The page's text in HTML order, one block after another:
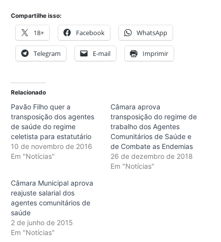
Compartilhe isso:
18+ Facebook WhatsApp
Telegram E-mail Imprimir
Relacionado
Pavão Filho quer a
transposição dos agentes
de saúde do regime
celetista para estatutário
10 de novembro de 2016
Em "Notícias"
Câmara aprova
transposição do regime de
trabalho dos Agentes
Comunitários de Saúde e
de Combate as Endemias
26 de dezembro de 2018
Em "Notícias"
Câmara Municipal aprova
reajuste salarial dos
agentes comunitários de
saúde
2 de junho de 2015
Em "Notícias"